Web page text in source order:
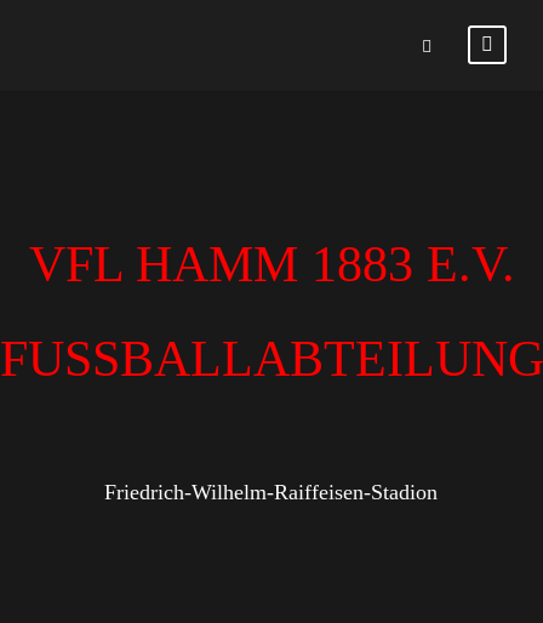
VFL HAMM 1883 E.V.
FUSSBALLABTEILUNG
Friedrich-Wilhelm-Raiffeisen-Stadion